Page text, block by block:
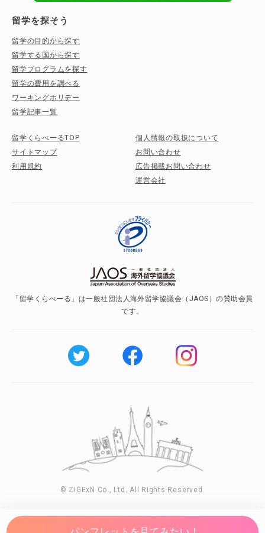
留学を探そう
留学の目的から探す
留学する国から探す
留学プログラムを探す
留学の費用を調べる
ワーキングホリデー
留学記事一覧
留学くらべーるTOP
サイトマップ
利用規約
個人情報の取扱について
お問い合わせ
広告掲載お問い合わせ
運営会社
「留学くらべーる」は一般社団法人海外留学協議会（JAOS）の賛助会員
です。
© ZIGExN Co., Ltd. All Rights Reserved.